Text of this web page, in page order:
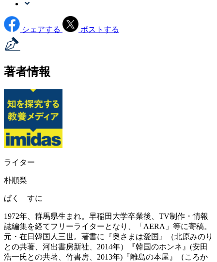
シェアする ポストする
著者情報
ライター
朴順梨
ぱく すに
1972年、群馬県生まれ。早稲田大学卒業後、TV制作・情報
誌編集を経てフリーライターとなり、「AERA」等に寄稿。
元・在日韓国人三世。著書に『奥さまは愛国』（北原みのり
との共著、河出書房新社、2014年）『韓国のホンネ』(安田
浩一氏との共著、竹書房、2013年)『離島の本屋』（ころか